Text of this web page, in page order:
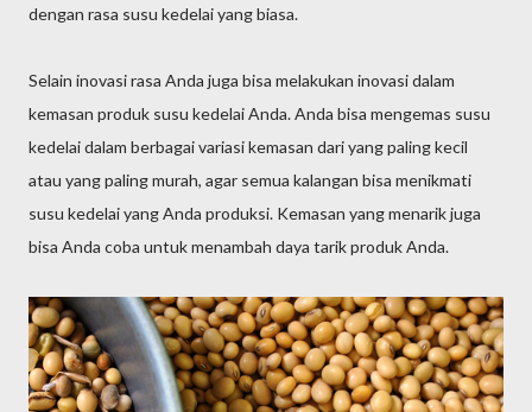
dengan rasa susu kedelai yang biasa.
Selain inovasi rasa Anda juga bisa melakukan inovasi dalam
kemasan produk susu kedelai Anda. Anda bisa mengemas susu
kedelai dalam berbagai variasi kemasan dari yang paling kecil
atau yang paling murah, agar semua kalangan bisa menikmati
susu kedelai yang Anda produksi. Kemasan yang menarik juga
bisa Anda coba untuk menambah daya tarik produk Anda.